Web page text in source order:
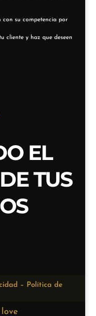
con su competencia por
cliente y haz que deseen
EL
TUS
– Política de